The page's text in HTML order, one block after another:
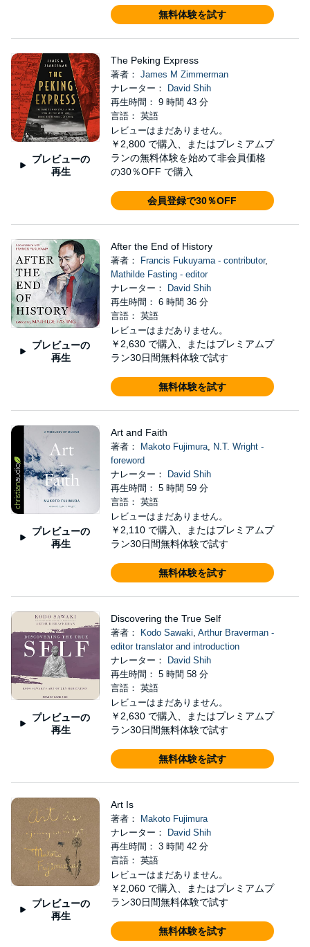
無料体験を試す
プレビューの
再生
The Peking Express
著者： James M Zimmerman
ナレーター：
David Shih
再生時間： 9 時間 43 分
言語： 英語
レビューはまだありません。
￥2,800 で購入、またはプレミアムプ
ランの無料体験を始めて非会員価格
の30％OFF で購入
会員登録で30％OFF
プレビューの
再生
After the End of History
著者： Francis Fukuyama - contributor,
Mathilde Fasting - editor
ナレーター：
David Shih
再生時間： 6 時間 36 分
言語： 英語
レビューはまだありません。
￥2,630 で購入、またはプレミアムプ
ラン30日間無料体験で試す
無料体験を試す
プレビューの
再生
Art and Faith
著者： Makoto Fujimura, N.T. Wright -
foreword
ナレーター：
David Shih
再生時間： 5 時間 59 分
言語： 英語
レビューはまだありません。
￥2,110 で購入、またはプレミアムプ
ラン30日間無料体験で試す
無料体験を試す
プレビューの
再生
Discovering the True Self
著者： Kodo Sawaki, Arthur Braverman -
editor translator and introduction
ナレーター：
David Shih
再生時間： 5 時間 58 分
言語： 英語
レビューはまだありません。
￥2,630 で購入、またはプレミアムプ
ラン30日間無料体験で試す
無料体験を試す
プレビューの
再生
Art Is
著者：
Makoto Fujimura
ナレーター：
David Shih
再生時間： 3 時間 42 分
言語： 英語
レビューはまだありません。
￥2,060 で購入、またはプレミアムプ
ラン30日間無料体験で試す
無料体験を試す